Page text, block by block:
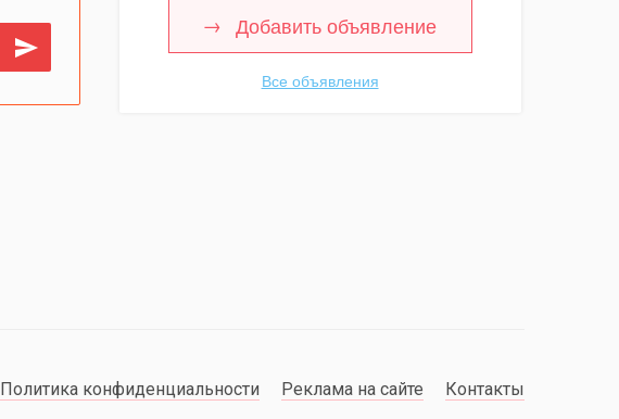
Добавить объявление
Все объявления
Политика конфиденциальности Реклама на сайте Контакты